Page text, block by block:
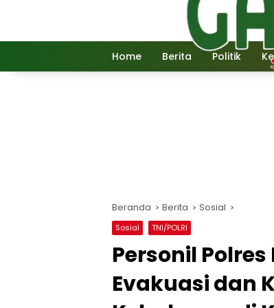
Home
Berita Politik
Beranda Berita Sosial
Sosial TNI/POLRI
Personil
Evakuasi dan